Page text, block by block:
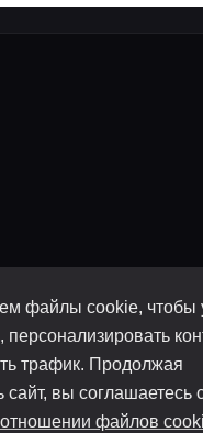
файлы cookie, чтобы
персонализировать
трафик. Продолжая
сайт, вы соглашаетесь
файлов